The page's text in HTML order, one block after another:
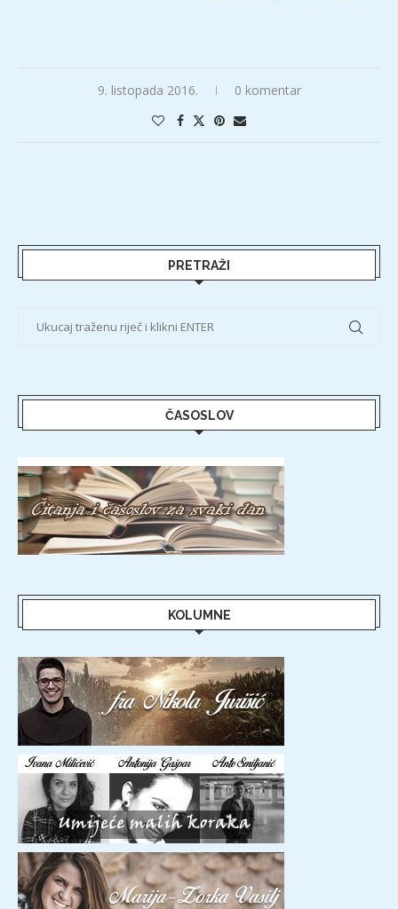
9. listopada 2016. 0 komentar
PRETRAŽI
ČASOSLOV
KOLUMNE